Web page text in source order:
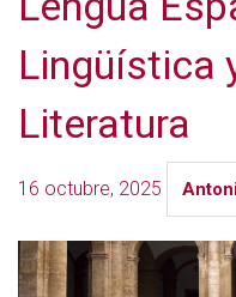
Lingüística
Literatura
16 octubre, 2025